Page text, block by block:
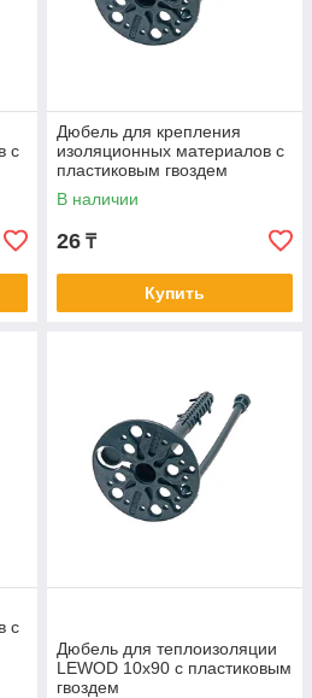
с
Дюбель для крепления
изоляционных материалов с
пластиковым гвоздем
LEWOD 10*120
В наличии
26 ₸
Купить
с
Дюбель для теплоизоляции
LEWOD 10x90 с пластиковым
гвоздем